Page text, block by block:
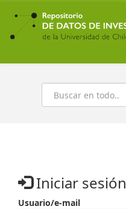
Ir
contenido
principal
Buscar
Iniciar sesión
Usuario/e-mail